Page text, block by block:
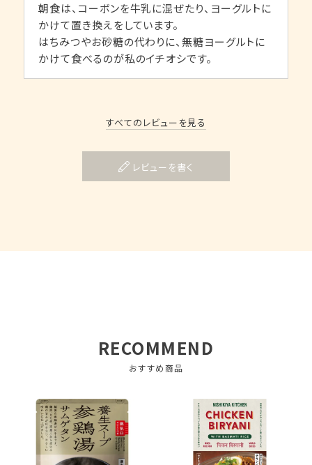
朝食は、コーボンを牛乳に混ぜたり、ヨーグルトに
かけて置き換えをしています。
はちみつやお砂糖の代わりに、無糖ヨーグルトに
かけて食べるのが私のイチオシです。
すべてのレビューを見る
レビューを書く
RECOMMEND
おすすめ商品